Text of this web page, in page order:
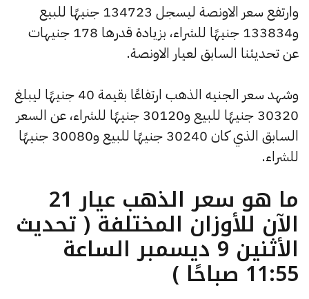
وارتفع سعر الاونصة ليسجل 134723 جنيهًا للبيع
و133834 جنيهًا للشراء، بزيادة قدرها 178 جنيهات
عن تحديثنا السابق لعيار الاونصة.
وشهد سعر الجنيه الذهب ارتفاعًا بقيمة 40 جنيهًا ليبلغ
30320 جنيهًا للبيع و30120 جنيهًا للشراء، عن السعر
السابق الذي كان 30240 جنيهًا للبيع و30080 جنيهًا
للشراء.
ما هو سعر الذهب عيار 21
الآن للأوزان المختلفة ( تحديث
الأثنين 9 ديسمبر الساعة
11:55 صباحًا )